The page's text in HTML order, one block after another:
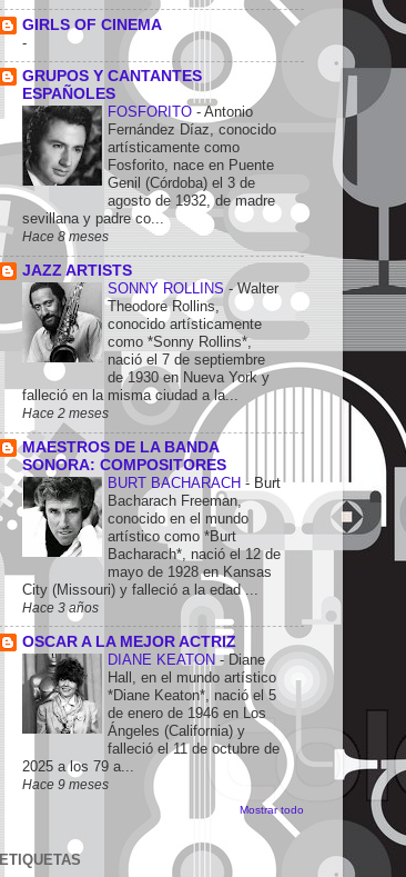
GIRLS OF CINEMA
-
GRUPOS Y CANTANTES
ESPAÑOLES
FOSFORITO-Antonio
Fernández Díaz, conocido
artísticamente como
Fosforito, nace en Puente
Genil (Córdoba) el 3 de
agosto de 1932, de madre
sevillana y padre co...
Hace 8 meses
JAZZ ARTISTS
SONNY ROLLINS-Walter
Theodore Rollins,
conocido artísticamente
como *Sonny Rollins*,
nació el 7 de septiembre
de 1930 en Nueva York y
falleció en la misma ciudad a la...
Hace 2 meses
MAESTROS DE LA BANDA
SONORA: COMPOSITORES
BURT BACHARACH - Burt
Bacharach Freeman,
conocido en el mundo
artístico como *Burt
Bacharach*, nació el 12 de
mayo de 1928 en Kansas
City (Missouri) y falleció a la edad ...
Hace 3 años
OSCAR A LA MEJOR ACTRIZ
DIANE KEATON-Diane
Hall, en el mundo artístico
*Diane Keaton*, nació el 5
de enero de 1946 en Los
Ángeles (California) y
falleció el 11 de octubre de
2025 a los 79 a...
Hace 9 meses
Mostrar todo
ETIQUETAS